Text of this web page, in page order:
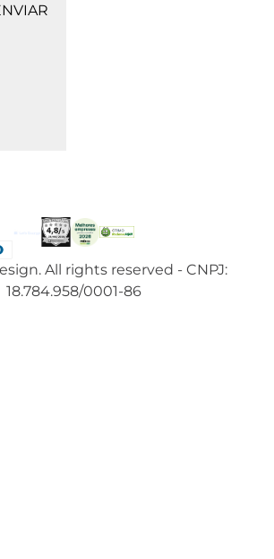
All rights reserved - CNPJ:
18.784.958/0001-86